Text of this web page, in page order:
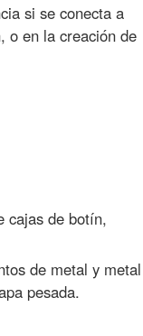
si se conecta a
o en la creación de
cajas de botín,
de metal y metal
pesada.